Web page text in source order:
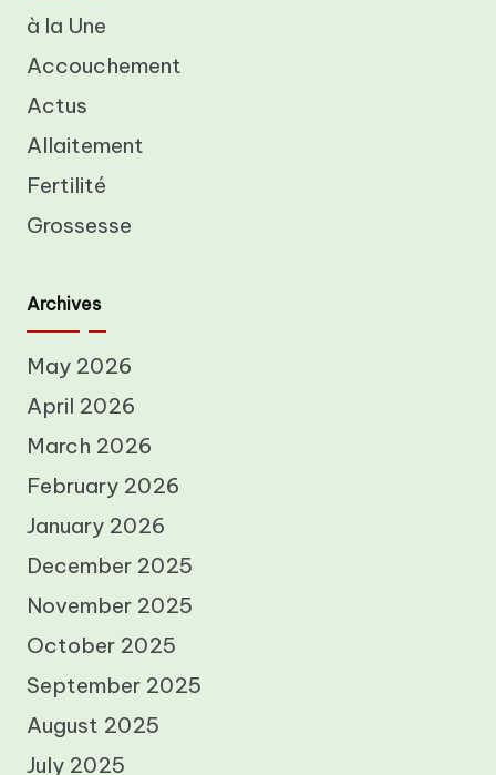
à la Une
Accouchement
Actus
Allaitement
Fertilité
Grossesse
Archives
May 2026
April 2026
March 2026
February 2026
January 2026
December 2025
November 2025
October 2025
September 2025
August 2025
July 2025